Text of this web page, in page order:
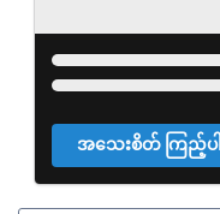
အသေးစိတ် ကြည့်ပါ